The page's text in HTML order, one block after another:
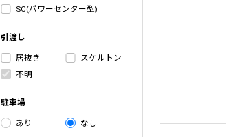
SC(パワーセンター型)
引渡し
居抜き
スケルトン
不明
駐車場
あり なし